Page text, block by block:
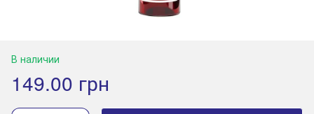
В наличии
149.00 грн